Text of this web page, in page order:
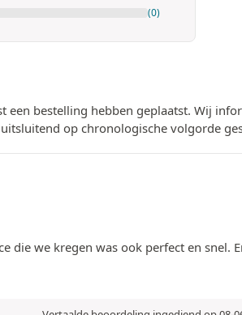
(0)
bestelling hebben geplaatst. Wij
op chronologische volgorde
die we kregen was ook perfect en